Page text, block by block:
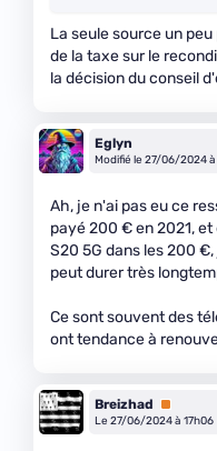
La seule source un
de la taxe sur le
la décision du conseil
Eglyn
Modifié le 27/06/2024 à
Ah, je n'ai pas eu ce
payé 200 € en 2021,
S20 5G dans les 200
peut durer très
Ce sont souvent des
ont tendance à
Breizhad
Premium
Le 27/06/2024 à 17h06